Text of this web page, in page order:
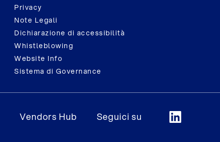
Privacy
Note Legali
Dichiarazione di accessibilità
Whistleblowing
Website Info
Sistema di Governance
Vendors Hub Seguici su